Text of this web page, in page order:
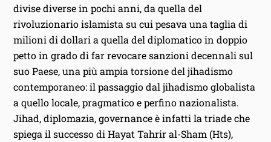
divise diverse in pochi anni, da quella del
rivoluzionario islamista su cui pesava una taglia di
milioni di dollari a quella del diplomatico in doppio
petto in grado di far revocare sanzioni decennali sul
suo Paese, una più ampia torsione del jihadismo
contemporaneo: il passaggio dal jihadismo globalista
a quello locale, pragmatico e perfino nazionalista.
Jihad, diplomazia, governance è infatti la triade che
spiega il successo di Hayat Tahrir al-Sham (Hts),